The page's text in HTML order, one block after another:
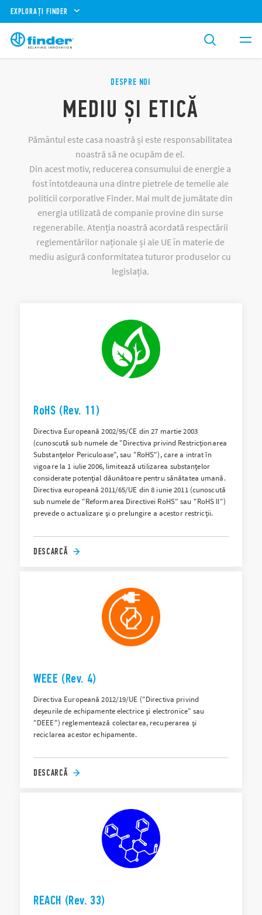
EXPLORAȚI FINDER
DESPRE NOI
MEDIU ȘI ETICĂ
Pământul este casa noastră și este responsabilitatea
noastră să ne ocupăm de el.
Din acest motiv, reducerea consumului de energie a
fost întotdeauna una dintre pietrele de temelie ale
politicii corporative Finder. Mai mult de jumătate din
energia utilizată de companie provine din surse
regenerabile. Atenția noastră acordată respectării
reglementărilor naționale și ale UE în materie de
mediu asigură conformitatea tuturor produselor cu
legislația.
RoHS (Rev. 11)
Directiva Europeană 2002/95/CE din 27 martie 2003
(cunoscută sub numele de "Directiva privind Restricționarea
Substanțelor Periculoase", sau "RoHS"), care a intrat în
vigoare la 1 iulie 2006, limitează utilizarea substanțelor
considerate potențial dăunătoare pentru sănătatea umană.
Directiva europeană 2011/65/UE din 8 iunie 2011 (cunoscută
sub numele de "Reformarea Directivei RoHS" sau "RoHS II")
prevede o actualizare și o prelungire a acestor restricții.
DESCARCĂ
WEEE (Rev. 4)
Directiva Europeană 2012/19/UE ("Directiva privind
deșeurile de echipamente electrice și electronice" sau
"DEEE") reglementează colectarea, recuperarea și
reciclarea acestor echipamente.
DESCARCĂ
REACH (Rev. 33)